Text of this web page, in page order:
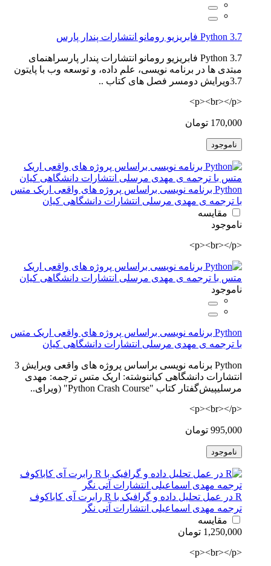
Python 3.7 فابریزیو رومانو انتشارات پندار پارس
Python 3.7 فابریزیو رومانو انتشارات پندار پارسراهنمای
مبتدی ها در برنامه نویسی، علم داده، و توسعه وب با پایتون
3.7ویرایش دومسر فصل های کتاب ..
<p><br></p>
170,000 تومان
ناموجود
Python برنامه نویسی براساس پروژه های واقعی اریک متس
با ترجمه ی مهدی مرسلی انتشارات دانشگاهی کیان
مقایسه
ناموجود
<p><br></p>
ناموجود
Python برنامه نویسی براساس پروژه های واقعی اریک متس
با ترجمه ی مهدی مرسلی انتشارات دانشگاهی کیان
Python برنامه نویسی براساس پروژه های واقعی ویرایش 3
انتشارات دانشگاهی کیاننوشته: اریک متس ترجمه: مهدی
مرسلیپیش‌گفتار کتاب "Python Crash Course" (ویرای..
<p><br></p>
995,000 تومان
ناموجود
R در عمل تحلیل داده و گرافیک با R رابرت آی کاباکوف
ترجمه مهدی اسماعیلی انتشارات آتی نگر
مقایسه
1,250,000 تومان
<p><br></p>